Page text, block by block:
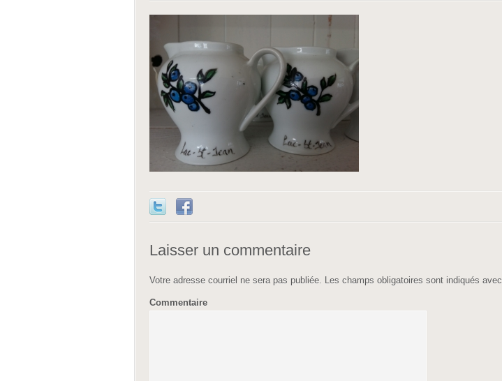
Laisser un commentaire
Votre adresse courriel ne sera pas publiée. Les champs obligatoires sont indiqués avec
Commentaire